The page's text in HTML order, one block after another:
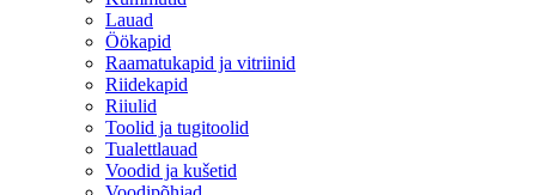
Lauad
Öökapid
Raamatukapid ja vitriinid
Riidekapid
Riiulid
Toolid ja tugitoolid
Tualettlauad
Voodid ja kušetid